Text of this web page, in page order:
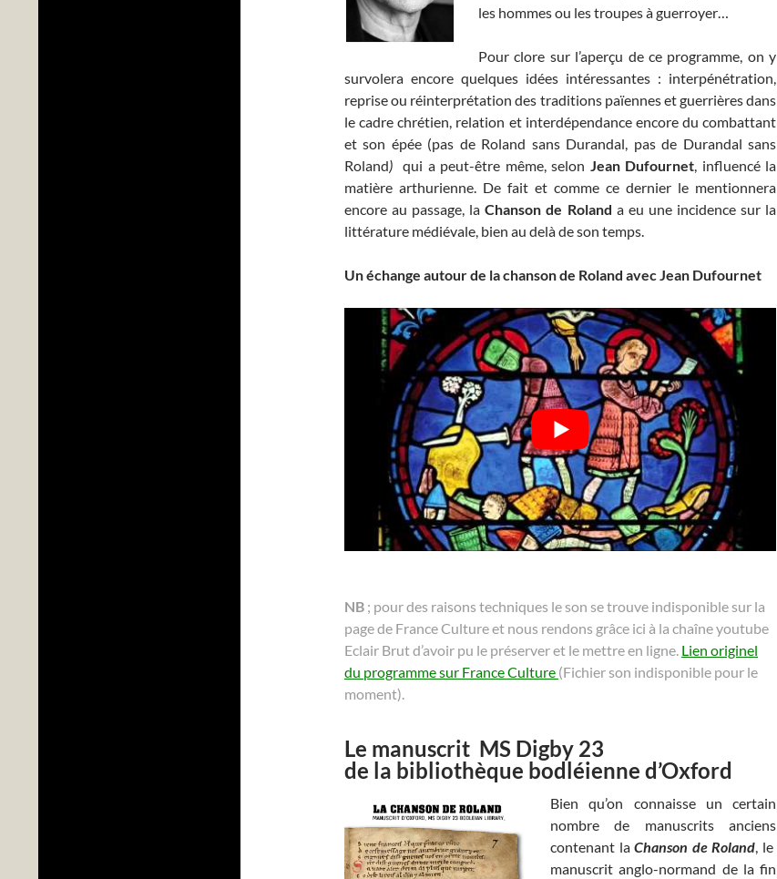
les hommes ou les troupes à guerroyer…
Pour clore sur l’aperçu de ce programme, on y
survolera encore quelques idées intéressantes : interpénétration,
reprise ou réinterprétation des traditions païennes et guerrières dans
le cadre chrétien, relation et interdépendance encore du combattant
et son épée (pas de Roland sans Durandal, pas de Durandal sans
Roland) qui a peut-être même, selon Jean Dufournet, influencé la
matière arthurienne. De fait et comme ce dernier le mentionnera
encore au passage, laChanson de Roland a eu une incidence sur la
littérature médiévale, bien au delà de son temps.
Un échange autour de la chanson de Roland avec Jean Dufournet
NB ; pour des raisons techniques le son se trouve indisponible sur la
page de France Culture et nous rendons grâce ici à la chaîne youtube
Eclair Brut d’avoir pu le préserver et le mettre en ligne. Lien originel
du programme sur France Culture (Fichier son indisponible pour le
moment).
Le manuscrit MS Digby 23
de la bibliothèque bodléienne d’Oxford
Bien qu’on connaisse un certain
nombre de manuscrits anciens
contenant laChanson de Roland , le
manuscrit anglo-normand de la fin